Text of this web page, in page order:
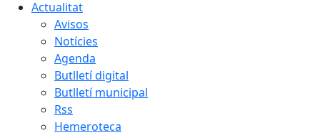
Actualitat
Avisos
Notícies
Agenda
Butlletí digital
Butlletí municipal
Rss
Hemeroteca